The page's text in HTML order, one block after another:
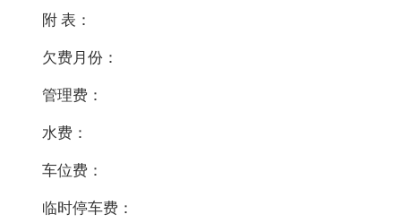
附 表：
欠费月份：
管理费：
水费：
车位费：
临时停车费：